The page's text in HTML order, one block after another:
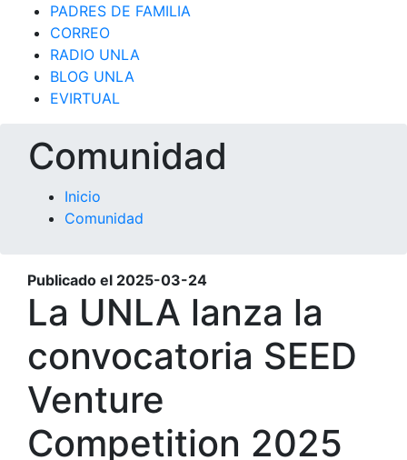
PADRES DE FAMILIA
CORREO
RADIO UNLA
BLOG UNLA
EVIRTUAL
Comunidad
Inicio
Comunidad
Publicado el 2025-03-24
La UNLA lanza la
convocatoria SEED
Venture
Competition 2025